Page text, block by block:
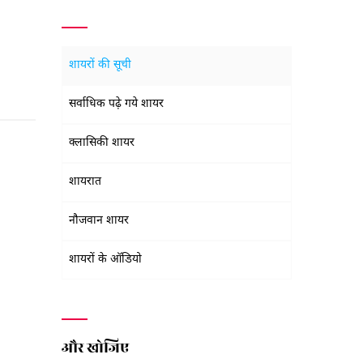
शायरों की सूची
सर्वाधिक पढ़े गये शायर
क्लासिकी शायर
शायरात
नौजवान शायर
शायरों के ऑडियो
और खोजिए